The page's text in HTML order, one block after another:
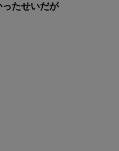
たせいだが